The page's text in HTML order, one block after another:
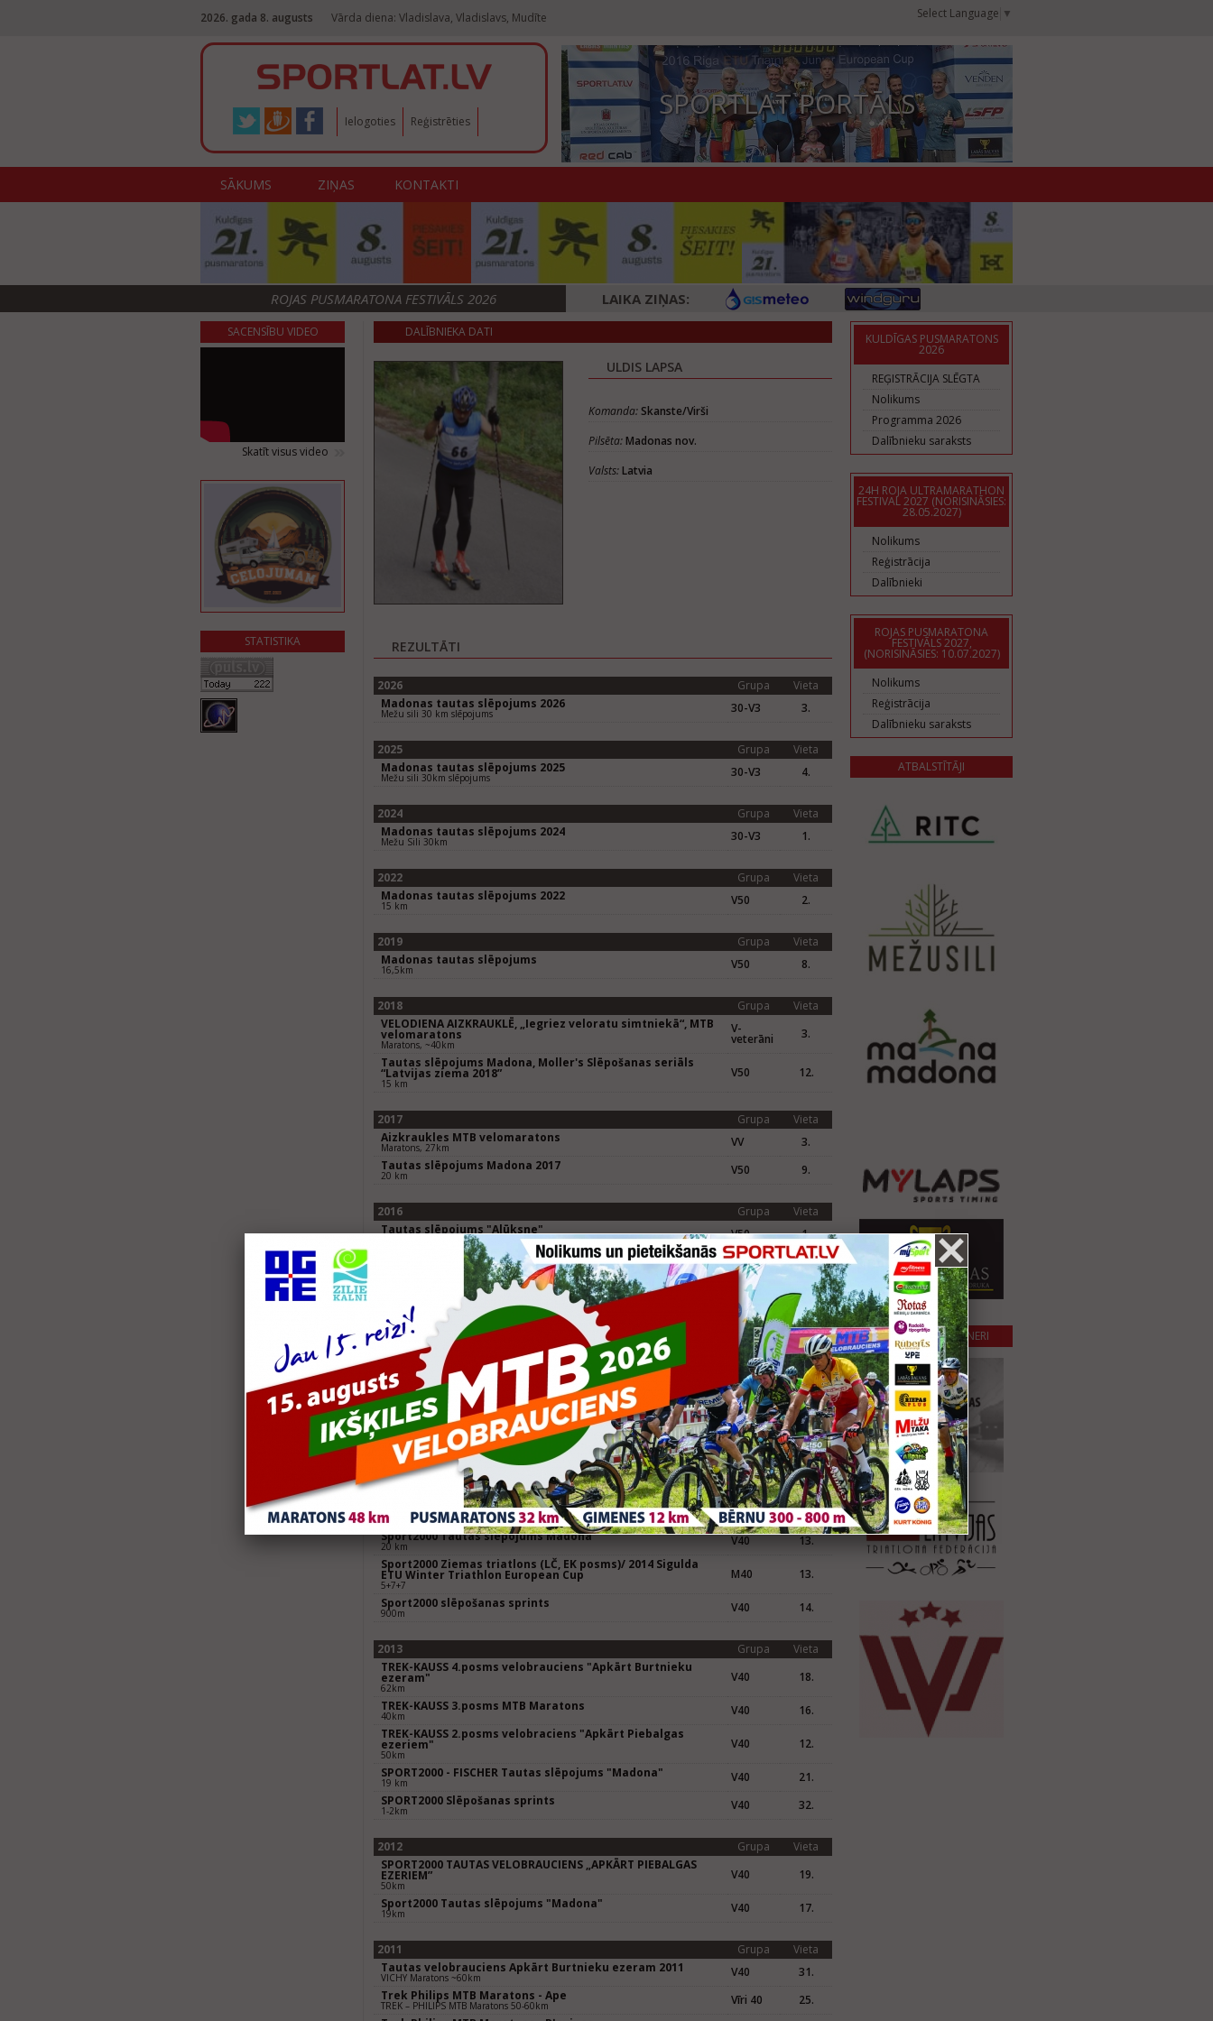
2026. gada 8. augusts Vārda diena: Vladislava, Vladislavs, Mudīte Select Language ▼
Ielogoties Reģistrēties SPORTLAT PORTĀLS
SĀKUMS ZIŅAS KONTAKTI
ROJAS PUSMARATONA FESTIVĀLS 2026 LAIKA ZIŅAS:
SACENSĪBU VIDEO
Skatīt visus video
STATISTIKA
DALĪBNIEKA DATI
ULDIS LAPSA
Komanda: Skanste/Virši
Pilsēta:Madonas nov.
Valsts:Latvia
REZULTĀTI
2026 Grupa
Vieta
Madonas tautas slēpojums 2026
Mežu sili 30 km slēpojums 30-V3 3.
2025 Grupa
Vieta
Madonas tautas slēpojums 2025
Mežu sili 30km slēpojums 30-V3 4.
2024 Grupa
Vieta
Madonas tautas slēpojums 2024
Mežu Sili 30km 30-V3 1.
2022 Grupa
Vieta
Madonas tautas slēpojums 2022
15 km V50 2.
2019 Grupa
Vieta
Madonas tautas slēpojums
16,5km V50 8.
2018 Grupa
Vieta
VELODIENA AIZKRAUKLĒ, „Iegriez veloratu simtniekā“, MTB
velomaratons
Maratons, ~40km
V-
veterāni
3.
Tautas slēpojums Madona, Moller's Slēpošanas seriāls
“Latvijas ziema 2018”
15 km
V50 12.
2017 Grupa
Vieta
Aizkraukles MTB velomaratons
Maratons, 27km VV
3.
Tautas slēpojums Madona 2017
20 km V50 9.
2016 Grupa
Vieta
Tautas slēpojums "Alūksne"
V50.
1.
Tautas slēpojums "Madona"
V50 3.
Grupa
Vieta
MTB velobrauciens "Apkārt Piebalgas ezeriem"
Maratons, 50km V40
7.
Tautas slēpojums "Alūksne"
18 km V40
7.
Tautas slēpojums "Madona"
28.5 km (14,7km+13,8km) V40 4.
2014 Grupa
Vieta
Vecāķu skrējiens
10 km V40
17.
Volkswagen -Trek kauss 5.posms
Moller Auto Krasta MARATONS 41 km V40
5.
Volkswagen -Trek kauss 2.posms, Velobrauciens apkārt
Burtnieku ezeram
Moller Auto Krasta MARATONS 62 km
V40
32.
Sport2000 Tautas slēpojums Madona
20 km V40
13.
Sport2000 Ziemas triatlons (LČ, EK posms)/ 2014 Sigulda
ETU Winter Triathlon European Cup
5+7+7
M40
13.
Sport2000 slēpošanas sprints
900m V40 14.
2013 Grupa
Vieta
TREK-KAUSS 4.posms velobrauciens "Apkārt Burtnieku
ezeram"
62km
V40
18.
TREK-KAUSS 3.posms MTB Maratons
40km V40
16.
TREK-KAUSS 2.posms velobraciens "Apkārt Piebalgas
ezeriem"
50km
V40
12.
SPORT2000 - FISCHER Tautas slēpojums "Madona"
19 km V40
21.
SPORT2000 Slēpošanas sprints
1-2km V40 32.
2012 Grupa
Vieta
SPORT2000 TAUTAS VELOBRAUCIENS „APKĀRT PIEBALGAS
EZERIEM”
50km
V40
19.
Sport2000 Tautas slēpojums "Madona"
19km V40 17.
2011 Grupa
Vieta
Tautas velobrauciens Apkārt Burtnieku ezeram 2011
VICHY Maratons ~60km V40
31.
Trek Philips MTB Maratons - Ape
TREK – PHILIPS MTB Maratons 50-60km Vīri 40
25.
KULDĪGAS PUSMARATONS
2026
REĢISTRĀCIJA SLĒGTA
Nolikums
Programma 2026
Dalībnieku saraksts
24H ROJA ULTRAMARATHON
FESTIVAL 2027 (NORISINĀSIES:
28.05.2027)
Nolikums
Reģistrācija
Dalībnieki
ROJAS PUSMARATONA
FESTIVĀLS 2027,
(NORISINĀSIES: 10.07.2027)
Nolikums
Reģistrācija
Dalībnieku saraksts
ATBALSTĪTĀJI
SADARBĪBAS PARTNERI